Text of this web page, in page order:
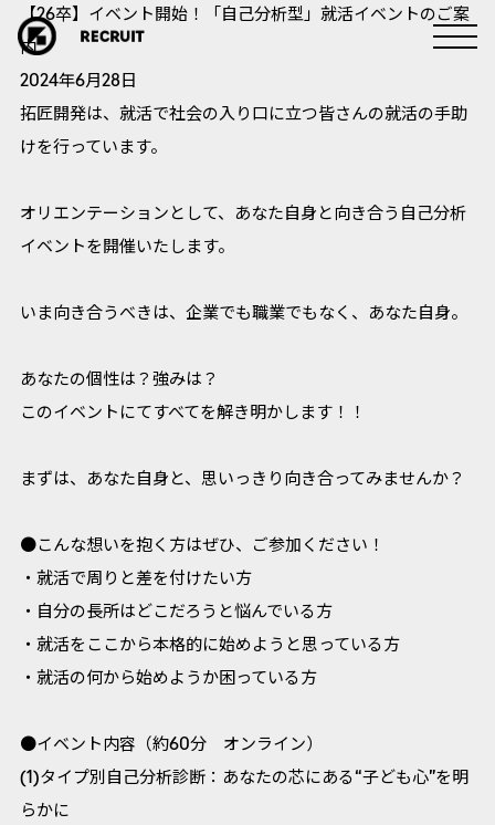
【26卒】イベント開始！「自己分析型」就活イベントのご案
内
2024年6月28日
拓匠開発は、就活で社会の入り口に立つ皆さんの就活の手助
けを行っています。
オリエンテーションとして、あなた自身と向き合う自己分析
イベントを開催いたします。
いま向き合うべきは、企業でも職業でもなく、あなた自身。
あなたの個性は？強みは？
このイベントにてすべてを解き明かします！！
まずは、あなた自身と、思いっきり向き合ってみませんか？
●こんな想いを抱く方はぜひ、ご参加ください！
・就活で周りと差を付けたい方
・自分の長所はどこだろうと悩んでいる方
・就活をここから本格的に始めようと思っている方
・就活の何から始めようか困っている方
●イベント内容（約60分 オンライン）
(1)タイプ別自己分析診断：あなたの芯にある“子ども心”を明
らかに